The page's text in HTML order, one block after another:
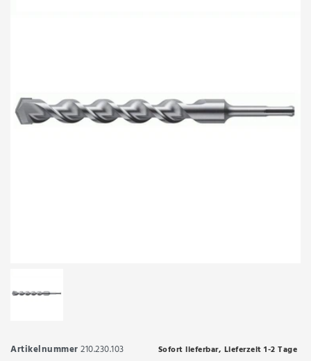
Artikelnummer210.230.103 Sofort lieferbar, Lieferzeit 1-2 Tage